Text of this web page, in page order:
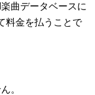
曲データベースに
料金を払うことで
。